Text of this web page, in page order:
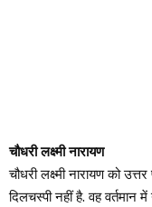
चौधरी लक्ष्मी नारायण
चौधरी लक्ष्मी नारायण को
दिलचस्पी नहीं है. वह वर्तमान